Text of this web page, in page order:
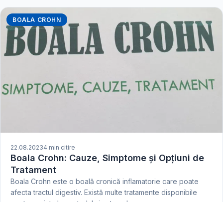
BOALA CROHN
22.08.20234 min citire
Boala Crohn: Cauze, Simptome și Opțiuni de
Tratament
Boala Crohn este o boală cronică inflamatorie care poate
afecta tractul digestiv. Există multe tratamente disponibile